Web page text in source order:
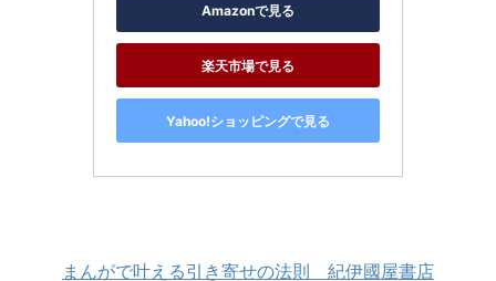
Amazonで見る
楽天市場で見る
Yahoo!ショッピングで見る
まんがで叶える引き寄せの法則 紀伊國屋書店